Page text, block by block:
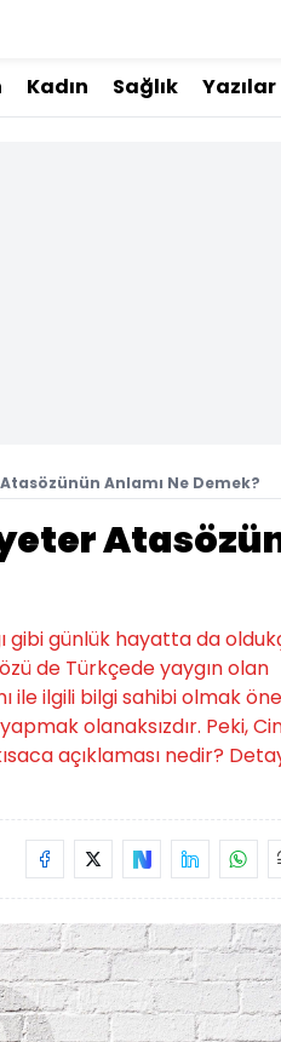
Kadın Sağlık Yazılar
Anlamı Ne Demek?
gibi günlük hayatta da
de Türkçede yaygın olan
ile ilgili bilgi sahibi olmak
olanaksızdır. Peki,
açıklaması nedir?